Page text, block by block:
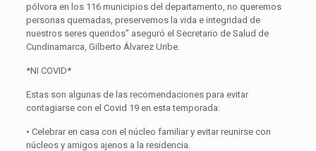
pólvora en los 116 municipios del departamento, no queremos
personas quemadas, preservemos la vida e integridad de
nuestros seres queridos” aseguró el Secretario de Salud de
Cundinamarca, Gilberto Álvarez Uribe.
*NI COVID*
Estas son algunas de las recomendaciones para evitar
contagiarse con el Covid 19 en esta temporada:
• Celebrar en casa con el núcleo familiar y evitar reunirse con
núcleos y amigos ajenos a la residencia.